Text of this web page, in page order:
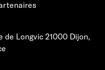
de Longvic 21000 Dijon,